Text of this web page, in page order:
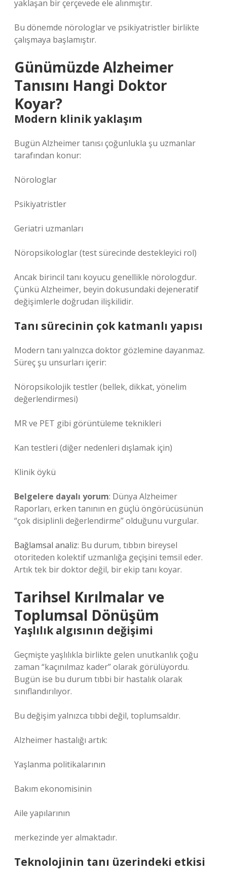
yaklaşan bir çerçevede ele alınmıştır.
Bu dönemde nörologlar ve psikiyatristler birlikte
çalışmaya başlamıştır.
Günümüzde Alzheimer
Tanısını Hangi Doktor
Koyar?
Modern klinik yaklaşım
Bugün Alzheimer tanısı çoğunlukla şu uzmanlar
tarafından konur:
Nörologlar
Psikiyatristler
Geriatri uzmanları
Nöropsikologlar (test sürecinde destekleyici rol)
Ancak birincil tanı koyucu genellikle nörologdur.
Çünkü Alzheimer, beyin dokusundaki dejeneratif
değişimlerle doğrudan ilişkilidir.
Tanı sürecinin çok katmanlı yapısı
Modern tanı yalnızca doktor gözlemine dayanmaz.
Süreç şu unsurları içerir:
Nöropsikolojik testler (bellek, dikkat, yönelim
değerlendirmesi)
MR ve PET gibi görüntüleme teknikleri
Kan testleri (diğer nedenleri dışlamak için)
Klinik öykü
Belgelere dayalı yorum: Dünya Alzheimer
Raporları, erken tanının en güçlü öngörücüsünün
“çok disiplinli değerlendirme” olduğunu vurgular.
Bağlamsal analiz: Bu durum, tıbbın bireysel
otoriteden kolektif uzmanlığa geçişini temsil eder.
Artık tek bir doktor değil, bir ekip tanı koyar.
Tarihsel Kırılmalar ve
Toplumsal Dönüşüm
Yaşlılık algısının değişimi
Geçmişte yaşlılıkla birlikte gelen unutkanlık çoğu
zaman “kaçınılmaz kader” olarak görülüyordu.
Bugün ise bu durum tıbbi bir hastalık olarak
sınıflandırılıyor.
Bu değişim yalnızca tıbbi değil, toplumsaldır.
Alzheimer hastalığı artık:
Yaşlanma politikalarının
Bakım ekonomisinin
Aile yapılarının
merkezinde yer almaktadır.
Teknolojinin tanı üzerindeki etkisi